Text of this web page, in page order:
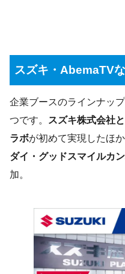
スズキ・AbemaTV
企業ブースのラインナッ
つです。
スズキ株式会社
ラボが初めて実現したほか
ダイ・グッドスマイルカ
加。